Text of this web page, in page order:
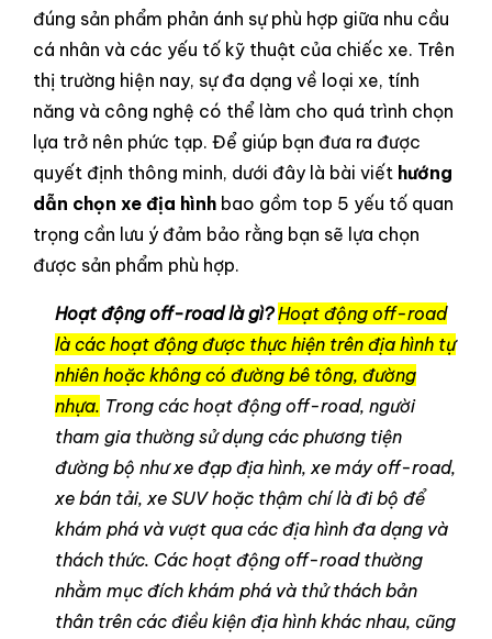
đúng sản phẩm phản ánh sự phù hợp giữa nhu cầu
cá nhân và các yếu tố kỹ thuật của chiếc xe. Trên
thị trường hiện nay, sự đa dạng về loại xe, tính
năng và công nghệ có thể làm cho quá trình chọn
lựa trở nên phức tạp. Để giúp bạn đưa ra được
quyết định thông minh, dưới đây là bài viết hướng
dẫn chọn xe địa hình bao gồm top 5 yếu tố quan
trọng cần lưu ý đảm bảo rằng bạn sẽ lựa chọn
được sản phẩm phù hợp.
Hoạt động off-road là gì? Hoạt động off-road
là các hoạt động được thực hiện trên địa hình tự
nhiên hoặc không có đường bê tông, đường
nhựa. Trong các hoạt động off-road, người
tham gia thường sử dụng các phương tiện
đường bộ như xe đạp địa hình, xe máy off-road,
xe bán tải, xe SUV hoặc thậm chí là đi bộ để
khám phá và vượt qua các địa hình đa dạng và
thách thức. Các hoạt động off-road thường
nhằm mục đích khám phá và thử thách bản
thân trên các điều kiện địa hình khác nhau, cũng